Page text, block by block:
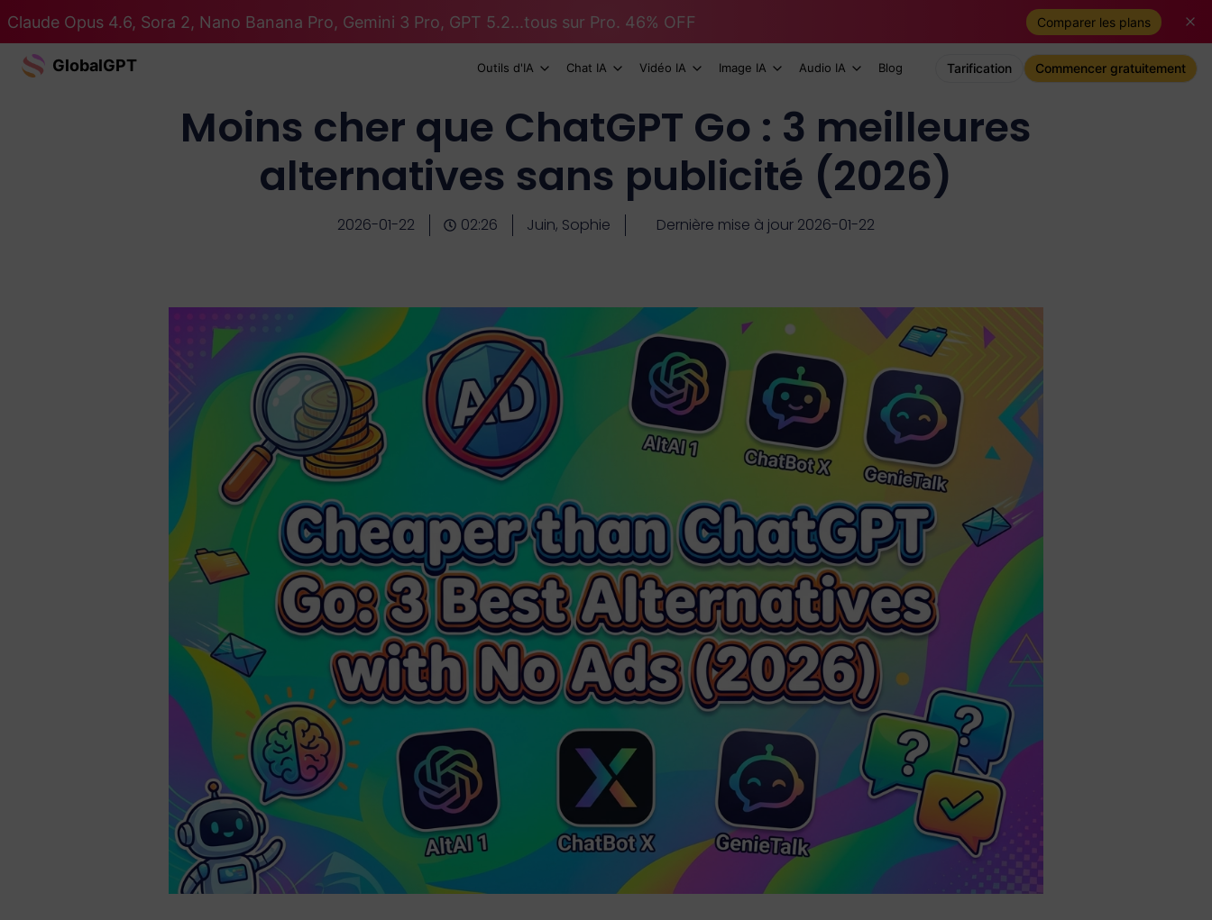
Claude Opus 4.6, Sora 2, Nano Banana Pro, Gemini 3 Pro, GPT 5.2...tous sur Pro. 46% OFF Comparer les plans
GlobalGPT Outils d'IA Chat IA Vidéo IA Image IA Audio IA Blog Tarification Commencer gratuitement
Moins cher que ChatGPT Go : 3 meilleures
alternatives sans publicité (2026)
2026-01-22 02:26 Juin, Sophie Dernière mise à jour 2026-01-22